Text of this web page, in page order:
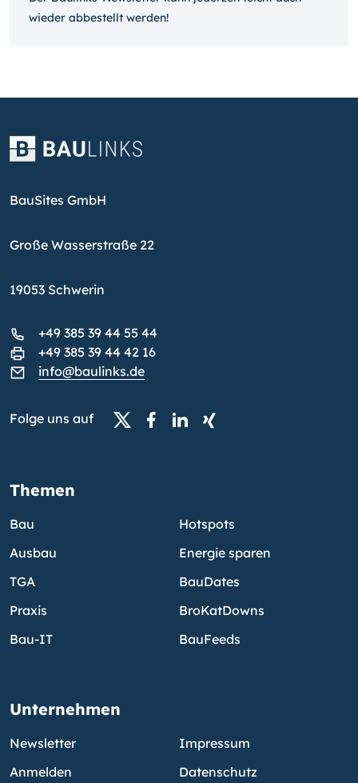
wieder ab­bestellt werden!
BauSites GmbH
Große Wasserstraße 22
19053 Schwerin
+49 385 39 44 55 44
+49 385 39 44 42 16
info@baulinks.de
Folge uns auf
Themen
Bau
Ausbau
TGA
Praxis
Bau-IT
Hotspots
Energie sparen
BauDates
BroKatDowns
BauFeeds
Unternehmen
Newsletter
Anmelden
Impressum
Datenschutz